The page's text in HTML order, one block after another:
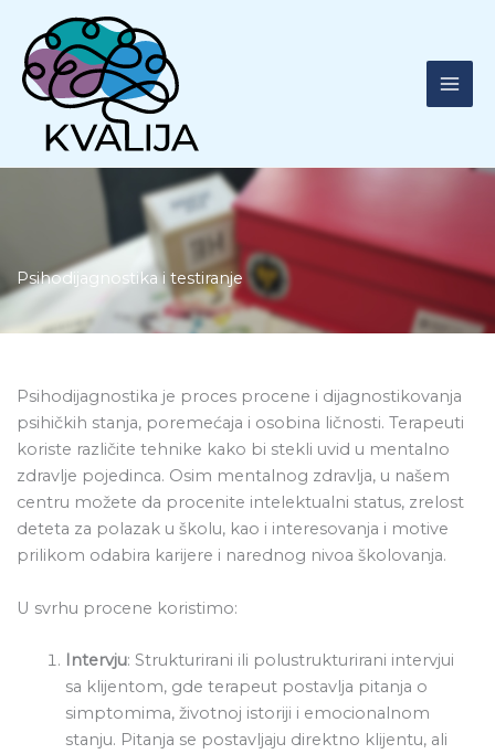
content
Psihodijagnostika i testiranje
Psihodijagnostika je proces procene i dijagnostikovanja
psihičkih stanja, poremećaja i osobina ličnosti. Terapeuti
koriste različite tehnike kako bi stekli uvid u mentalno
zdravlje pojedinca. Osim mentalnog zdravlja, u našem
centru možete da procenite intelektualni status, zrelost
deteta za polazak u školu, kao i interesovanja i motive
prilikom odabira karijere i narednog nivoa školovanja.
U svrhu procene koristimo:
Intervju: Strukturirani ili polustrukturirani intervjui
sa klijentom, gde terapeut postavlja pitanja o
simptomima, životnoj istoriji i emocionalnom
stanju. Pitanja se postavljaju direktno klijentu, ali